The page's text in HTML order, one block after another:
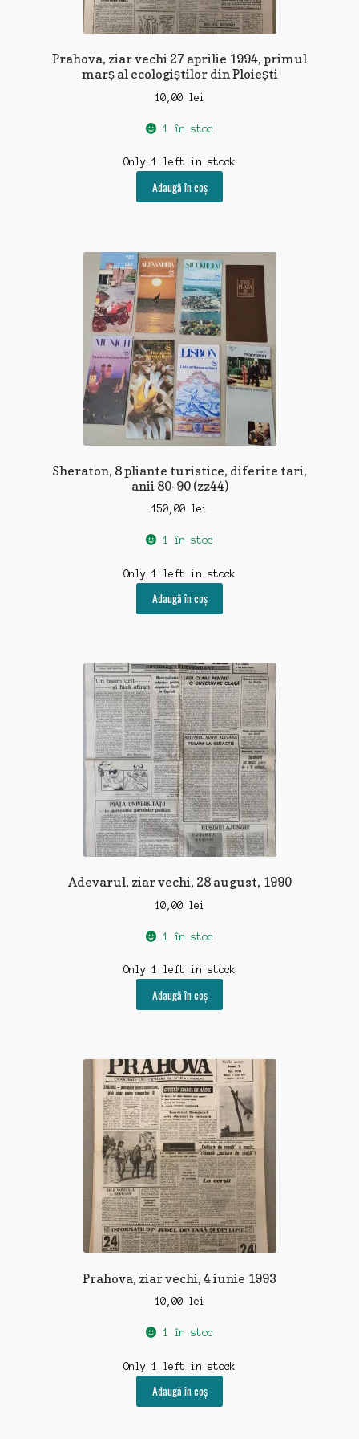
Prahova, ziar vechi 27 aprilie 1994, primul
marș al ecologiștilor din Ploiești
10,00 lei
1 în stoc
Only 1 left in stock
Adaugă în coș
Sheraton, 8 pliante turistice, diferite tari,
anii 80-90 (zz44)
150,00 lei
1 în stoc
Only 1 left in stock
Adaugă în coș
Adevarul, ziar vechi, 28 august, 1990
10,00 lei
1 în stoc
Only 1 left in stock
Adaugă în coș
Prahova, ziar vechi, 4 iunie 1993
10,00 lei
1 în stoc
Only 1 left in stock
Adaugă în coș